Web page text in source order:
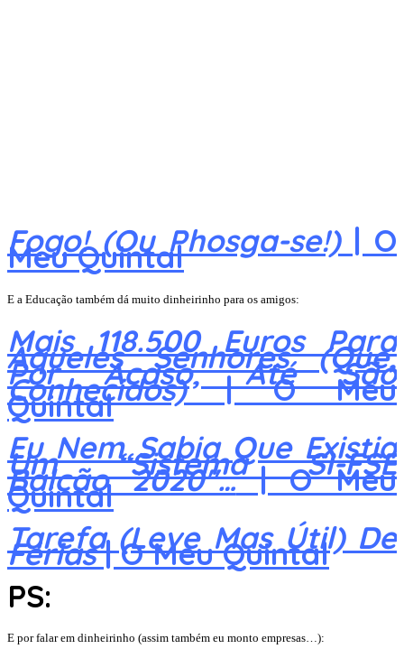
Fogo! (Ou Phosga-se!)| O
Meu Quintal
E a Educação também dá muito dinheirinho para os amigos:
Mais 118.500 Euros Para
Aqueles Senhores (Que,
Por Acaso, Até São
Conhecidos)| O Meu
Quintal
Eu Nem Sabia Que Existia
Um “Sistema SI-FSE
Balcão 2020″…| O Meu
Quintal
Tarefa (Leve Mas Útil) De
Férias| O Meu Quintal
PS:
E por falar em dinheirinho (assim também eu monto empresas…):